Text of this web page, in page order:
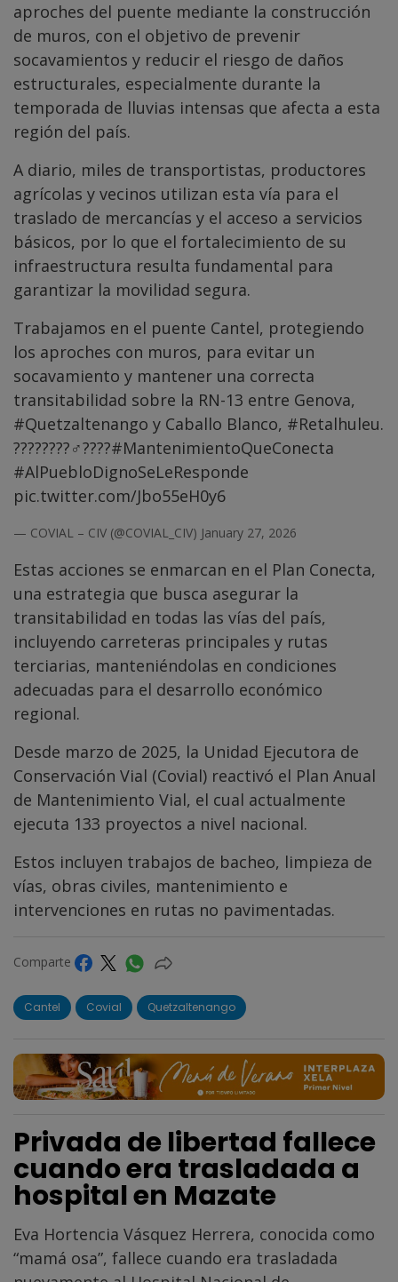
aproches del puente mediante la construcción
de muros, con el objetivo de prevenir
socavamientos y reducir el riesgo de daños
estructurales, especialmente durante la
temporada de lluvias intensas que afecta a esta
región del país.
A diario, miles de transportistas, productores
agrícolas y vecinos utilizan esta vía para el
traslado de mercancías y el acceso a servicios
básicos, por lo que el fortalecimiento de su
infraestructura resulta fundamental para
garantizar la movilidad segura.
Trabajamos en el puente Cantel, protegiendo
los aproches con muros, para evitar un
socavamiento y mantener una correcta
transitabilidad sobre la RN-13 entre Genova,
#Quetzaltenango y Caballo Blanco, #Retalhuleu.
????????‍♂️????#MantenimientoQueConecta
#AlPuebloDignoSeLeResponde
pic.twitter.com/Jbo55eH0y6
— COVIAL – CIV (@COVIAL_CIV) January 27, 2026
Estas acciones se enmarcan en el Plan Conecta,
una estrategia que busca asegurar la
transitabilidad en todas las vías del país,
incluyendo carreteras principales y rutas
terciarias, manteniéndolas en condiciones
adecuadas para el desarrollo económico
regional.
Desde marzo de 2025, la Unidad Ejecutora de
Conservación Vial (Covial) reactivó el Plan Anual
de Mantenimiento Vial, el cual actualmente
ejecuta 133 proyectos a nivel nacional.
Estos incluyen trabajos de bacheo, limpieza de
vías, obras civiles, mantenimiento e
intervenciones en rutas no pavimentadas.
Comparte
Cantel Covial Quetzaltenango
Privada de libertad fallece
cuando era trasladada a
hospital en Mazate
Eva Hortencia Vásquez Herrera, conocida como
“mamá osa”, fallece cuando era trasladada